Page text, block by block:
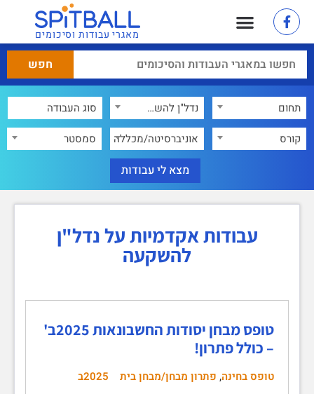
מאגרי עבודות וסיכומים
תחום
נדל"ן להשקעה
קורס
אוניברסיטה/מכללה סמסטר
עבודות אקדמיות על נדל"ן
להשקעה
טופס מבחן יסודות החשבונאות 2025ב'
– כולל פתרון!
טופס בחינה, פתרון מבחן/מבחן בית 2025ב